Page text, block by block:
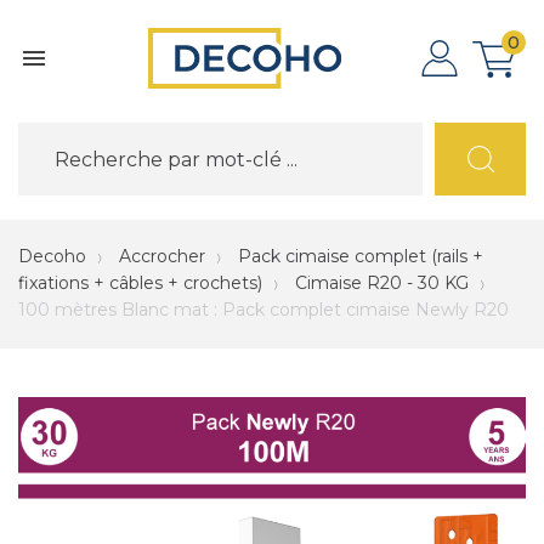

0
Decoho Accrocher
Pack cimaise complet (rails +
fixations + câbles + crochets)
Cimaise R20 - 30 KG
100 mètres Blanc mat : Pack complet cimaise Newly R20